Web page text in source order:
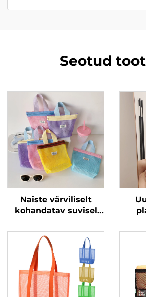
Seotud
Naiste värviliselt
kohandatav suvisel
kokkupandav
polüesteri kott
kosmeetikatoode
jaoks rannasäkk